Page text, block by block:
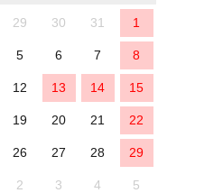
29 30 31 1
5 6 7 8
12 13 14 15
19 20 21 22
26 27 28 29
2 3 4 5